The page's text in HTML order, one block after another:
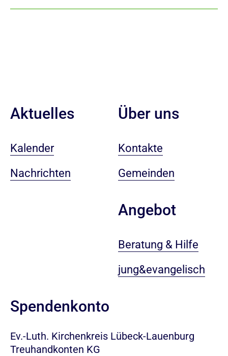
Aktuelles
Kalender
Nachrichten
Über uns
Kontakte
Gemeinden
Angebot
Beratung & Hilfe
jung&evangelisch
Spendenkonto
Ev.-Luth. Kirchenkreis Lübeck-Lauenburg
Treuhandkonten KG